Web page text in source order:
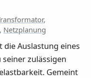
,
, Netzplanung
Auslastung eines
zulässigen
Gemeint